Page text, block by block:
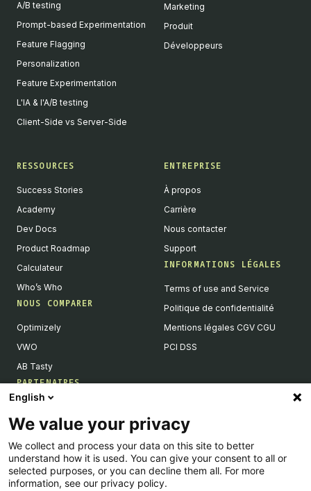
A/B testing
Prompt-based Experimentation
Feature Flagging
Personalization
Feature Experimentation
L'IA & l'A/B testing
Client-Side vs Server-Side
Marketing
Produit
Développeurs
RESSOURCES
Success Stories
Academy
Dev Docs
Product Roadmap
Calculateur
Who’s Who
NOUS COMPARER
Optimizely
VWO
AB Tasty
PARTENAIRES
Devenir partenaires
Liste de nos intégrations
Agences Partenaires
ENTREPRISE
À propos
Carrière
Nous contacter
Support
INFORMATIONS LÉGALES
Terms of use and Service
Politique de confidentialité
Mentions légales CGV CGU
PCI DSS
English
We value your privacy
We collect and process your data on this site to better
understand how it is used. You can give your consent to all or
selected purposes, or you can decline them all. For more
information, see our privacy policy.